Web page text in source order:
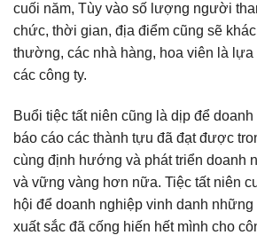
cuối năm, Tùy vào số lượng người
chức, thời gian, địa điểm cũng sẽ
thường, các nhà hàng, hoa viên là lựa
các công ty.
Buổi tiệc tất niên cũng là dịp để
báo cáo các thành tựu đã đạt được
cùng định hướng và phát triển doanh
và vững vàng hơn nữa. Tiệc tất niên
hội để doanh nghiệp vinh danh những
xuất sắc đã cống hiến hết mình cho